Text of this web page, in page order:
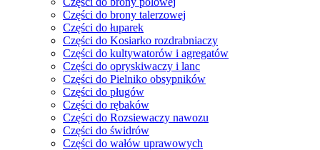
Części do brony talerzowej
Części do łuparek
Części do Kosiarko rozdrabniaczy
Części do kultywatorów i agregatów
Części do opryskiwaczy i lanc
Części do Pielniko obsypników
Części do pługów
Części do rębaków
Części do Rozsiewaczy nawozu
Części do świdrów
Części do wałów uprawowych